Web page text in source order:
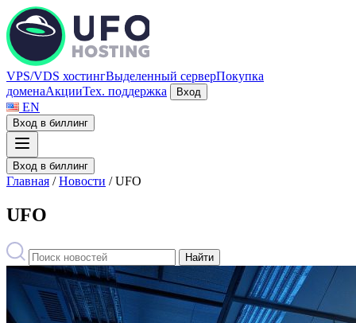
VPS/VDS хостингВыделенный серверПокупка
доменаАкцииТех. поддержка Вход
EN
Вход в биллинг
Вход в биллинг
Главная /Новости /UFO
UFO
Найти